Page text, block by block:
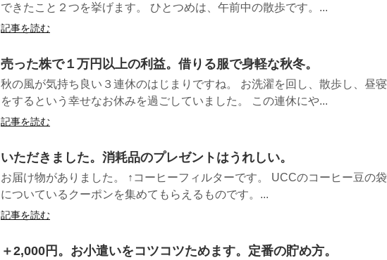
できたこと２つを挙げます。 ひとつめは、午前中の散歩です。...
記事を読む
売った株で１万円以上の利益。借りる服で身軽な秋冬。
秋の風が気持ち良い３連休のはじまりですね。 お洗濯を回し、散歩し、昼寝
をするという幸せなお休みを過ごしていました。 この連休にや...
記事を読む
いただきました。消耗品のプレゼントはうれしい。
お届け物がありました。 ↑コーヒーフィルターです。 UCCのコーヒー豆の袋
についているクーポンを集めてもらえるものです。...
記事を読む
＋2,000円。お小遣いをコツコツためます。定番の貯め方。